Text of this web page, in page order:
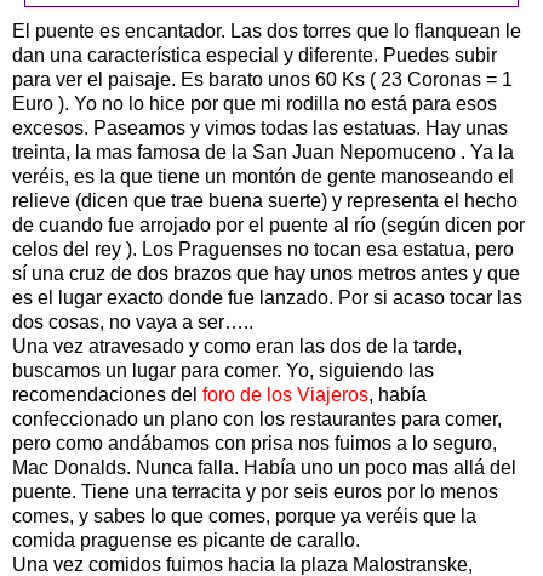
El puente es encantador. Las dos torres que lo flanquean le
dan una característica especial y diferente. Puedes subir
para ver el paisaje. Es barato unos 60 Ks ( 23 Coronas = 1
Euro ). Yo no lo hice por que mi rodilla no está para esos
excesos. Paseamos y vimos todas las estatuas. Hay unas
treinta, la mas famosa de la San Juan Nepomuceno . Ya la
veréis, es la que tiene un montón de gente manoseando el
relieve (dicen que trae buena suerte) y representa el hecho
de cuando fue arrojado por el puente al río (según dicen por
celos del rey ). Los Praguenses no tocan esa estatua, pero
sí una cruz de dos brazos que hay unos metros antes y que
es el lugar exacto donde fue lanzado. Por si acaso tocar las
dos cosas, no vaya a ser…..
Una vez atravesado y como eran las dos de la tarde,
buscamos un lugar para comer. Yo, siguiendo las
recomendaciones del foro de los Viajeros, había
confeccionado un plano con los restaurantes para comer,
pero como andábamos con prisa nos fuimos a lo seguro,
Mac Donalds. Nunca falla. Había uno un poco mas allá del
puente. Tiene una terracita y por seis euros por lo menos
comes, y sabes lo que comes, porque ya veréis que la
comida praguense es picante de carallo.
Una vez comidos fuimos hacia la plaza Malostranske,